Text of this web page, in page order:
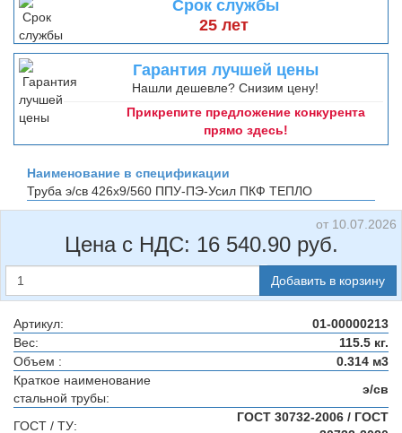
Срок службы
25 лет
Гарантия лучшей цены
Нашли дешевле? Снизим цену!
Прикрепите предложение конкурента
прямо здесь!
Наименование в спецификации
Труба э/св 426х9/560 ППУ-ПЭ-Усил ПКФ ТЕПЛО
от 10.07.2026
Цена с НДС: 16 540.90руб.
Добавить в корзину
Артикул:
01-00000213
Вес:
115.5 кг.
Объем :
0.314 м3
Краткое наименование
стальной трубы:
э/св
ГОСТ / ТУ:
ГОСТ 30732-2006 / ГОСТ